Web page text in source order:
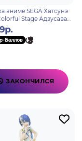
аниме SEGA Хатсунэ
Stage Адзусава
Azusawa Kohane 16см
Баллов
ЗАКОНЧИЛСЯ